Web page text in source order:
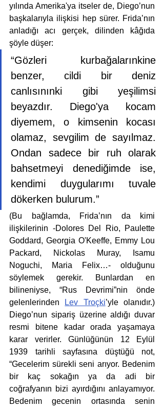
yılında Amerika'ya itseler de, Diego’nun
başkalarıyla ilişkisi hep sürer. Frida’nın
anladığı acı gerçek, dilinden kâğıda
şöyle düşer:
“Gözleri kurbağalarınkine
benzer, cildi bir deniz
canlısınınki gibi yeşilimsi
beyazdır. Diego'ya kocam
diyemem, o kimsenin kocası
olamaz, sevgilim de sayılmaz.
Ondan sadece bir ruh olarak
bahsetmeyi denediğimde ise,
kendimi duygularımı tuvale
dökerken bulurum.”
(Bu bağlamda, Frida’nın da kimi
ilişkilerinin -Dolores Del Rio, Paulette
Goddard, Georgia O'Keeffe, Emmy Lou
Packard, Nickolas Muray, Isamu
Noguchi, Maria Felix…- olduğunu
söylemek gerekir. Bunlardan en
bilineniyse, “Rus Devrimi”nin önde
gelenlerinden Lev Troçki’yle olanıdır.)
Diego’nun sipariş üzerine aldığı duvar
resmi bitene kadar orada yaşamaya
karar verirler. Günlüğünün 12 Eylül
1939 tarihli sayfasına düştüğü not,
“Gecelerim sürekli seni arıyor. Bedenim
bir kaç sokağın ya da adi bir
coğrafyanın bizi ayırdığını anlayamıyor.
Bedenim gecenin ortasında senin